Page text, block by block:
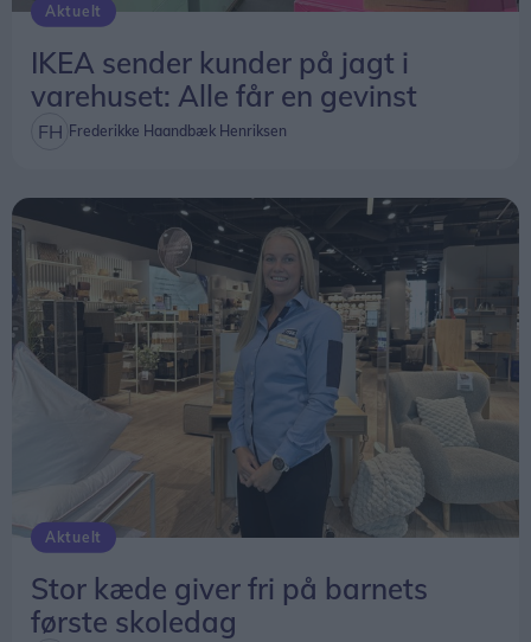
Aktuelt
IKEA sender kunder på jagt i
varehuset: Alle får en gevinst
Frederikke Haandbæk Henriksen
Aktuelt
Stor kæde giver fri på barnets
første skoledag